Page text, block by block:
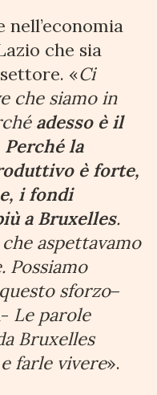
nell’economia
che sia
«Ci
che siamo in
adesso è il
la
è forte,
i fondi
a Bruxelles.
aspettavamo
Possiamo
sforzo–
Le parole
Bruxelles
farle vivere».